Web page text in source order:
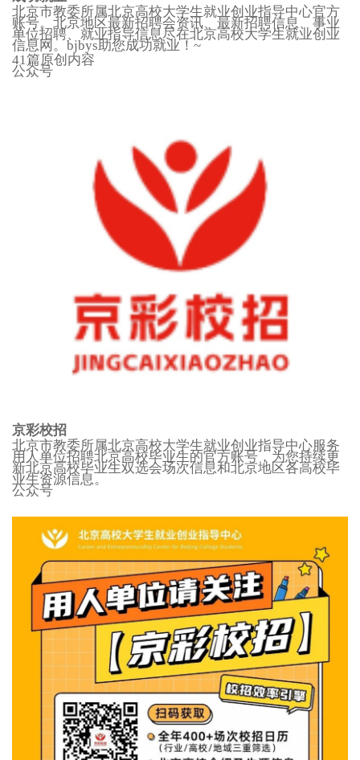
北京市教委所属北京高校大学生就业创业指导中心官方
账号。北京地区最新招聘会资讯、最新招聘信息、事业
单位招聘、就业指导信息尽在北京高校大学生就业创业
信息网。bjbys助您成功就业！~
41篇原创内容
公众号
京彩校招
北京市教委所属北京高校大学生就业创业指导中心服务
用人单位招聘北京高校毕业生的官方账号，为您持续更
新北京高校毕业生双选会场次信息和北京地区各高校毕
业生资源信息。
公众号